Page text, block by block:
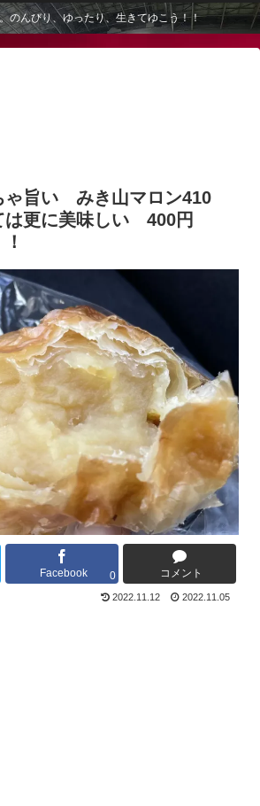
のんびり、ゆったり、生きてゆこう！！
ゃ旨い みき山マロン410
は更に美味しい 400円
！
Facebook 0 コメント
2022.11.12 2022.11.05